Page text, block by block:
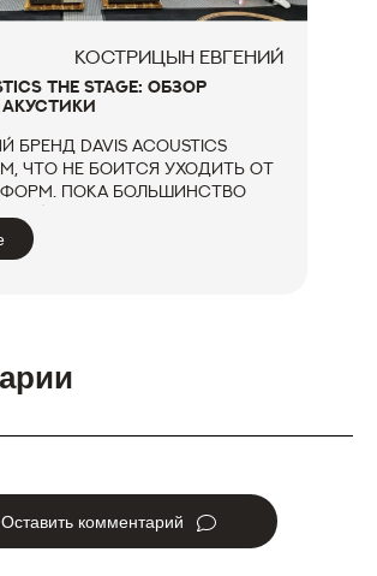
КОСТРИЦЫН ЕВГЕНИЙ
THE STAGE: ОБЗОР
бренд Davis Acoustics
что не боится уходить от
Пока большинство
выпускают напольные
высоких узких
в серии Heritage
Оставить комментарий